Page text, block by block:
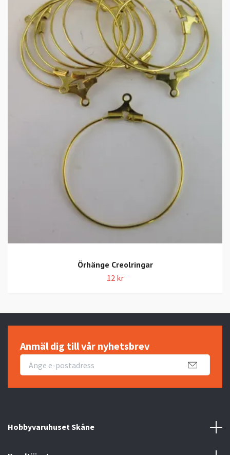
Örhänge Creolringar
12 kr
Anmäl dig till vår nyhetsbrev
Hobbyvaruhuset Skåne